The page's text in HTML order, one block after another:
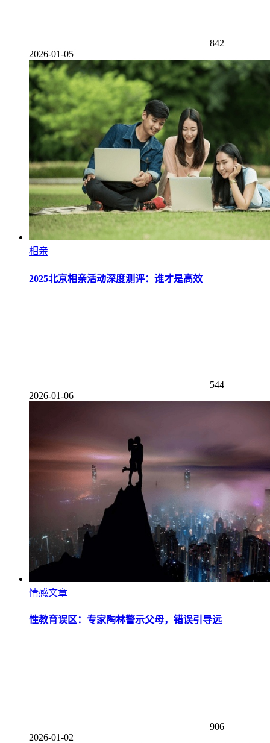
842
2026-01-05
相亲
2025北京相亲活动深度测评：谁才是高效
544
2026-01-06
情感文章
性教育误区：专家陶林警示父母，错误引导远
906
2026-01-02